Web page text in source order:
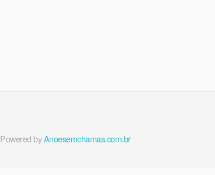
Powered byAnoesemchamas.com.br